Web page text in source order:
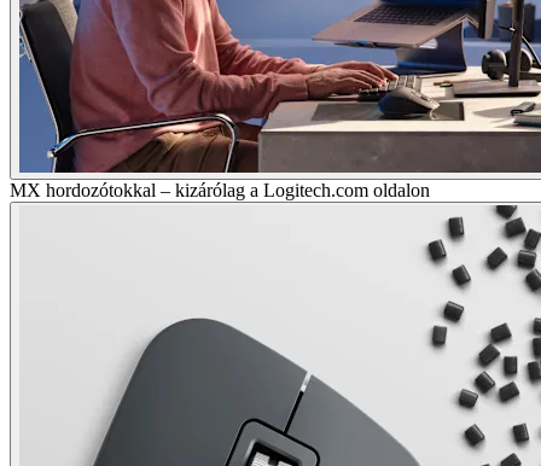
MX hordozótokkal – kizárólag a Logitech.com oldalon